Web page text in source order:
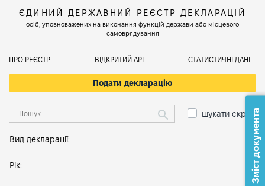
ЄДИНИЙ ДЕРЖАВНИЙ РЕЄСТР ДЕКЛАРАЦІЙ
осіб, уповноважених на виконання функцій держави або місцевого
самоврядування
ПРО РЕЄСТР ВІДКРИТИЙ АРІ СТАТИСТИЧНІ ДАНІ
Подати декларацію
шукати скрізь
Вид декларації:
Рік: Зміст документа